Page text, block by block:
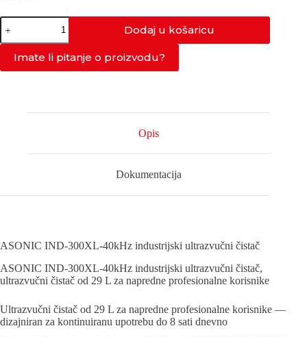
IND-
300XL-
40kHz
količina
Dodaj u košaricu
Imate li pitanje o proizvodu?
Opis
Dokumentacija
ASONIC IND-300XL-40kHz industrijski ultrazvučni čistač
ASONIC IND-300XL-40kHz industrijski ultrazvučni čistač,
ultrazvučni čistač od 29 L za napredne profesionalne korisnike
Ultrazvučni čistač od 29 L za napredne profesionalne korisnike —
dizajniran za kontinuiranu upotrebu do 8 sati dnevno